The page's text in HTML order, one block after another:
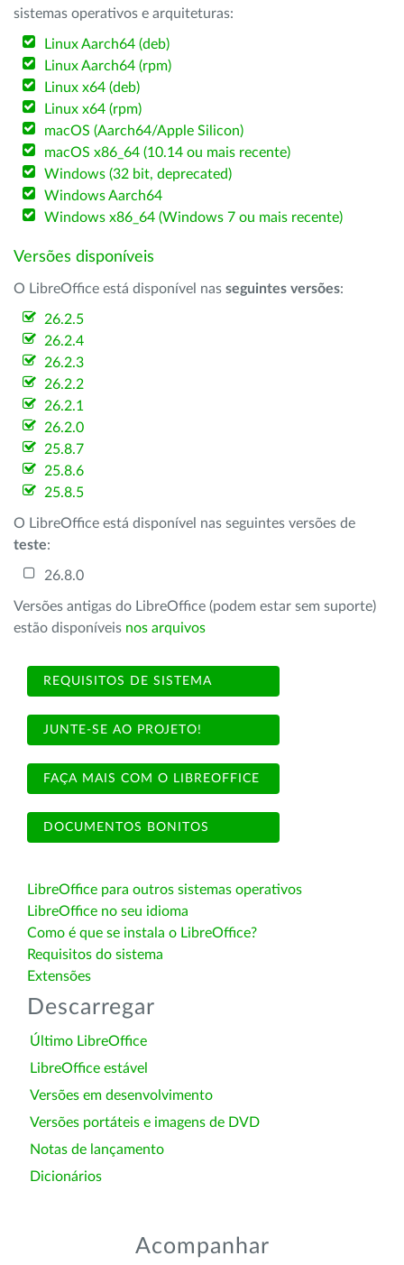
sistemas operativos e arquiteturas:
Linux Aarch64 (deb)
Linux Aarch64 (rpm)
Linux x64 (deb)
Linux x64 (rpm)
macOS (Aarch64/Apple Silicon)
macOS x86_64 (10.14 ou mais recente)
Windows (32 bit, deprecated)
Windows Aarch64
Windows x86_64 (Windows 7 ou mais recente)
Versões disponíveis
O LibreOffice está disponível nas seguintes versões:
26.2.5
26.2.4
26.2.3
26.2.2
26.2.1
26.2.0
25.8.7
25.8.6
25.8.5
O LibreOffice está disponível nas seguintes versões de
teste:
26.8.0
Versões antigas do LibreOffice (podem estar sem suporte)
estão disponíveis nos arquivos
REQUISITOS DE SISTEMA
JUNTE-SE AO PROJETO!
FAÇA MAIS COM O LIBREOFFICE
DOCUMENTOS BONITOS
LibreOffice para outros sistemas operativos
LibreOffice no seu idioma
Como é que se instala o LibreOffice?
Requisitos do sistema
Extensões
Descarregar
Último LibreOffice
LibreOffice estável
Versões em desenvolvimento
Versões portáteis e imagens de DVD
Notas de lançamento
Dicionários
Acompanhar